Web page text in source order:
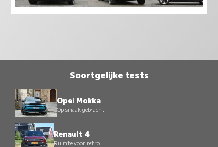
Soortgelijke tests
Opel Mokka
Op smaak gebracht
Renault 4
Ruimte voor retro